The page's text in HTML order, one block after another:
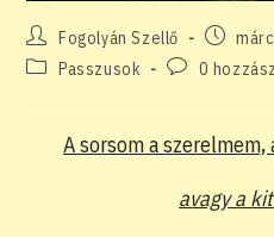
Post
author:
Fogolyán Szellő
Post
PostPasszusok
Post0
A sorsom a szerelmem,
avagy a